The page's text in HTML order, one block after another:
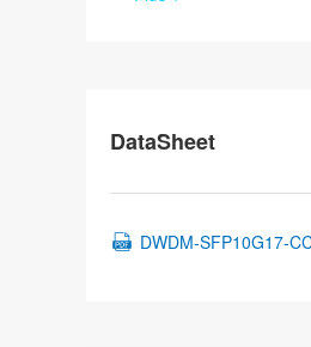
DataSheet
DWDM-SFP10G17-